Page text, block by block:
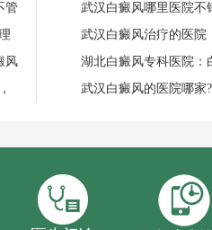
管
风
武汉白癜风哪里医院不
武汉白癜风治疗的医院
湖北白癜风专科医院：
武汉白癜风的医院哪家